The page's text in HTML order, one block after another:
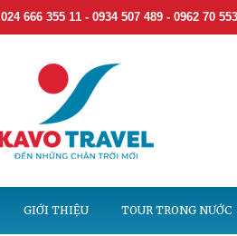
024 666 355 11 - 0934 507 489 - 0962 70
GIỚI THIỆU TOUR TRONG NƯỚC